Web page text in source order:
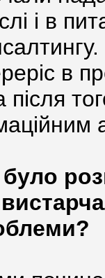
і в
в
після
було